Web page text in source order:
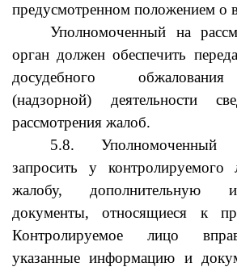
предусмотренном положением о
Уполномоченный на
орган должен обеспечить
досудебного
(надзорной) деятельности
рассмотрения жалоб.
5.8. Уполномоченный
запросить у контролируемого
жалобу, дополнительную
документы, относящиеся к
Контролируемое лицо
указанные информацию и